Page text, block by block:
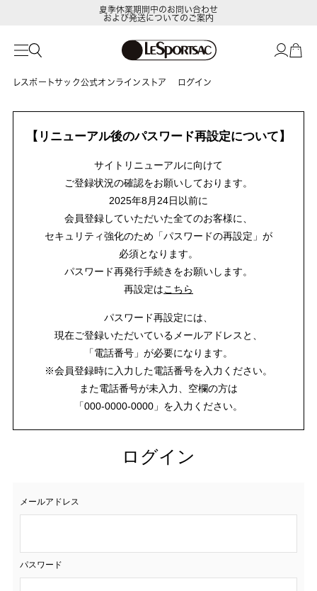
夏季休業期間中のお問い合わせ
および発送についてのご案内
レスポートサック公式オンラインストア ログイン
【リニューアル後のパスワード再設定について】
サイトリニューアルに向けて
ご登録状況の確認をお願いしております。
2025年8月24日以前に
会員登録していただいた全てのお客様に、
セキュリティ強化のため「パスワードの再設定」が
必須となります。
パスワード再発行手続きをお願いします。
再設定はこちら
パスワード再設定には、
現在ご登録いただいているメールアドレスと、
「電話番号」が必要になります。
※会員登録時に入力した電話番号を入力ください。
また電話番号が未入力、空欄の方は
「000-0000-0000」を入力ください。
ログイン
メールアドレス
パスワード